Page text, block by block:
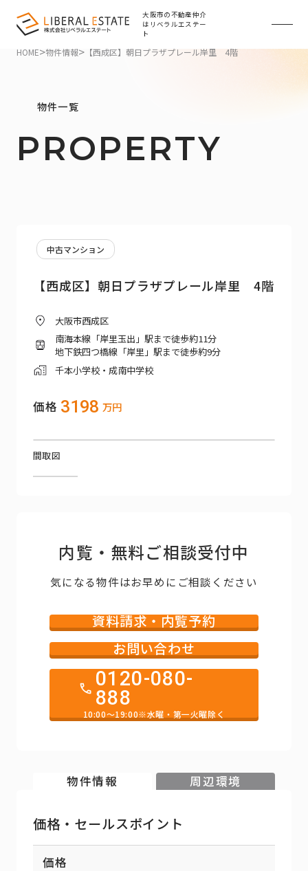
大阪市の不動産仲介
はリベラルエステー
ト
HOME>物件情報>【西成区】朝日プラザプレール岸里 4階
物件一覧
PROPERTY
中古マンション
【西成区】朝日プラザプレール岸里 4階
大阪市西成区
南海本線「岸里玉出」駅まで徒歩約11分
地下鉄四つ橋線「岸里」駅まで徒歩約9分
千本小学校・成南中学校
価格 3198 万円
間取図
内覧・無料ご相談受付中
気になる物件はお早めにご相談ください
資料請求・内覧予約
お問い合わせ
0120-080-
888
10:00～19:00※水曜・第一火曜除く
物件情報 周辺環境
価格・セールスポイント
価格